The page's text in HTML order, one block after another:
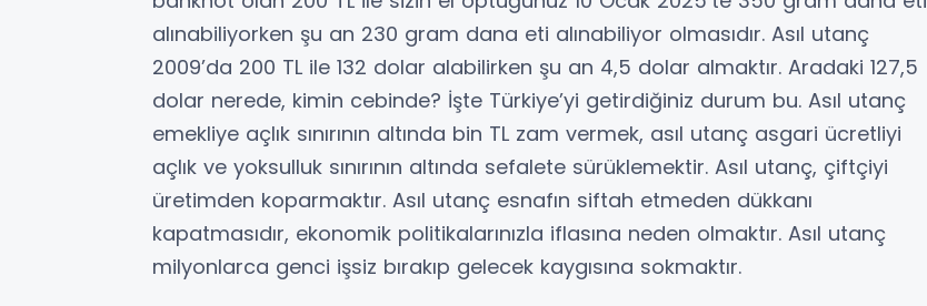
alınabiliyorken şu an 230 gram dana eti alınabiliyor olmasıdır. Asıl utanç
2009’da 200 TL ile 132 dolar alabilirken şu an 4,5 dolar almaktır. Aradaki 127,5
dolar nerede, kimin cebinde? İşte Türkiye’yi getirdiğiniz durum bu. Asıl utanç
emekliye açlık sınırının altında bin TL zam vermek, asıl utanç asgari ücretliyi
açlık ve yoksulluk sınırının altında sefalete sürüklemektir. Asıl utanç, çiftçiyi
üretimden koparmaktır. Asıl utanç esnafın siftah etmeden dükkanı
kapatmasıdır, ekonomik politikalarınızla iflasına neden olmaktır. Asıl utanç
milyonlarca genci işsiz bırakıp gelecek kaygısına sokmaktır.